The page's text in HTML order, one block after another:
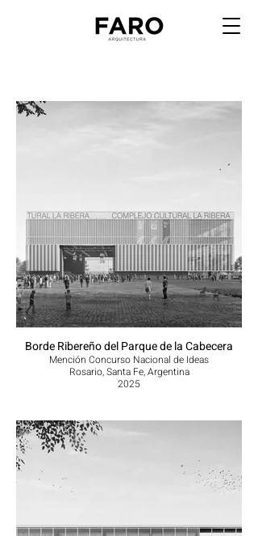
Borde Ribereño del Parque de la Cabecera
Mención Concurso Nacional de Ideas
Rosario, Santa Fe, Argentina
2025